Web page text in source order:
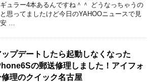
ュラー4本あるんですね＾＾ どうなっちゃうの
思ってましたけど今日のYAHOOニュースで見
…
ップデートしたら起動しなくなった
の郵送修理しました！アイフォ
修理のクイック名古屋